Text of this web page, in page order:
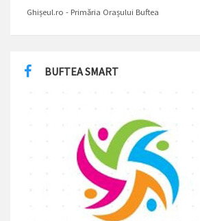
Ghișeul.ro - Primăria Orașului Buftea
BUFTEA SMART